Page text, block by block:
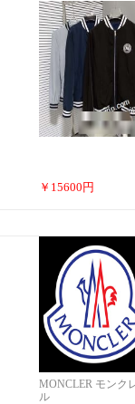
￥ 15600 円
MONCLER モンク
ル